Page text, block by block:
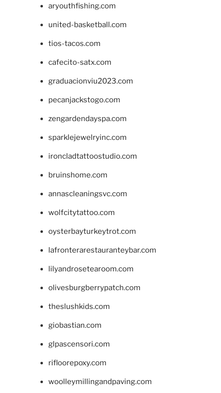
aryouthfishing.com
united-basketball.com
tios-tacos.com
cafecito-satx.com
graduacionviu2023.com
pecanjackstogo.com
zengardendayspa.com
sparklejewelryinc.com
ironcladtattoostudio.com
bruinshome.com
annascleaningsvc.com
wolfcitytattoo.com
oysterbayturkeytrot.com
lafronterarestauranteybar.com
lilyandrosetearoom.com
olivesburgberrypatch.com
theslushkids.com
giobastian.com
glpascensori.com
rifloorepoxy.com
woolleymillingandpaving.com